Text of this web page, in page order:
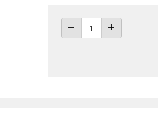
ANZAHL VERRINGERN
ANZAHL